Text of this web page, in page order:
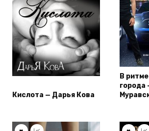
Кислота — Дарья Кова
В
города